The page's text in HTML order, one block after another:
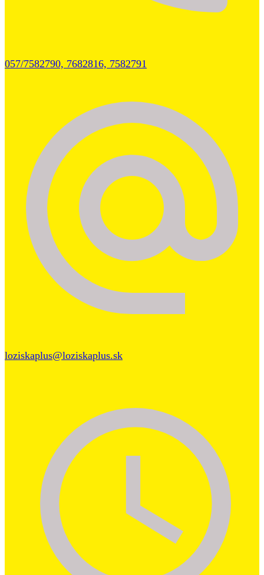
057/7582790, 7682816, 7582791
loziskaplus@loziskaplus.sk